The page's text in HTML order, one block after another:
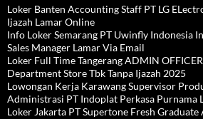
Loker Banten Accounting Staff PT LG
Ijazah Lamar Online
Info Loker Semarang PT Uwinfly Indonesia
Sales Manager Lamar Via Email
Loker Full Time Tangerang ADMIN
Department Store Tbk Tanpa Ijazah 2025
Lowongan Kerja Karawang Supervisor
Administrasi PT Indoplat Perkasa Purnama
Loker Jakarta PT Supertone Fresh